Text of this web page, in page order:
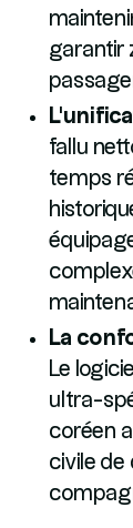
garantir
fallu
temps
La
Le
ultra-
coréen
civile de